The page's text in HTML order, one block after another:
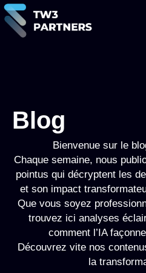
Blog
Bienvenue sur le
Chaque semaine, nous
pointus qui décryptent les
et son impact
Que vous soyez
trouvez ici analyses
comment l’IA
Découvrez vite nos
la